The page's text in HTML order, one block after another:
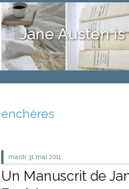
Jane Austen
enchères
mardi 31 mai 2011
Un Manuscrit de